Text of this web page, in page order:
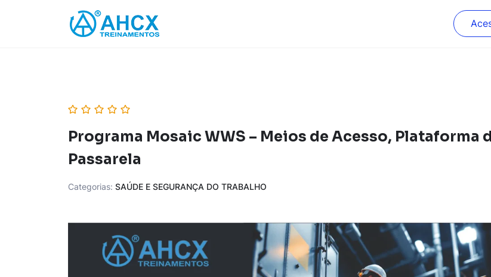
Programa Mosaic WWS – Meios de Acesso, Plataforma
Passarela
Categorias: SAÚDE E SEGURANÇA DO TRABALHO